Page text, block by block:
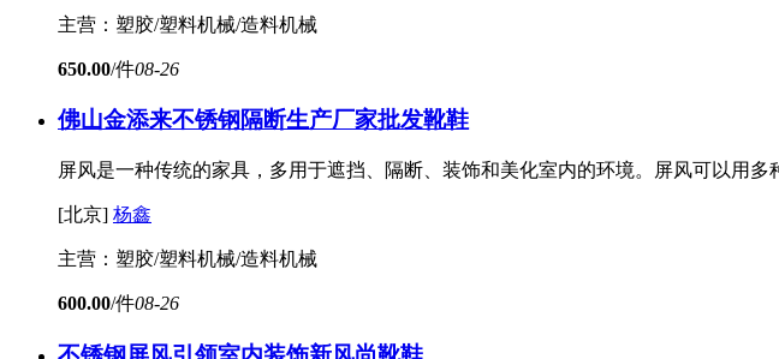
主营：塑胶/塑料机械/造料机械
650.00/件08-26
佛山金添来不锈钢隔断生产厂家批发靴鞋
屏风是一种传统的家具，多用于遮挡、隔断、装饰和美化室内的环境。屏风可以用
[北京] 杨鑫
主营：塑胶/塑料机械/造料机械
600.00/件08-26